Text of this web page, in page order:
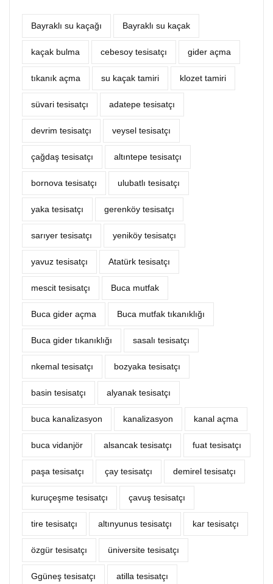
Bayraklı su kaçağı Bayraklı su kaçak
kaçak bulma cebesoy tesisatçı ‎gider açma
tıkanık açma su kaçak tamiri klozet tamiri
süvari tesisatçı adatepe tesisatçı
devrim tesisatçı veysel tesisatçı
çağdaş tesisatçı altıntepe tesisatçı
bornova tesisatçı ulubatlı tesisatçı
yaka tesisatçı gerenköy tesisatçı
sarıyer tesisatçı yeniköy tesisatçı
yavuz tesisatçı Atatürk tesisatçı
mescit tesisatçı Buca mutfak
Buca gider açma Buca mutfak tıkanıklığı
Buca gider tıkanıklığı sasalı tesisatçı
nkemal tesisatçı bozyaka tesisatçı
basin tesisatçı alyanak tesisatçı
buca kanalizasyon kanalizasyon kanal açma
buca vidanjör alsancak tesisatçı fuat tesisatçı
paşa tesisatçı çay tesisatçı demirel tesisatçı
kuruçeşme tesisatçı çavuş tesisatçı
tire tesisatçı altınyunus tesisatçı kar tesisatçı
özgür tesisatçı üniversite tesisatçı
Ggüneş tesisatçı atilla tesisatçı